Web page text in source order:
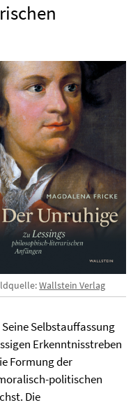
Wallstein Verlag
Selbstauffassung
Erkenntnisstreben
Formung der
politischen
Die